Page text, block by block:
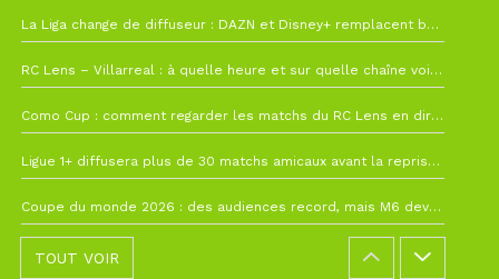
La Liga change de diffuseur : DAZN et Disney+ remplacent beIN Sports !
RC Lens – Villarreal : à quelle heure et sur quelle chaîne voir la finale de la Como Cup ?
Como Cup : comment regarder les matchs du RC Lens en direct ?
Ligue 1+ diffusera plus de 30 matchs amicaux avant la reprise de la Ligue 1
Coupe du monde 2026 : des audiences record, mais M6 devrait perdre très gros !
TOUT VOIR